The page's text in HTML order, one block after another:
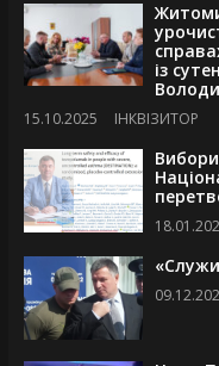
із
15.10.2025 ІНКВІЗИТОР